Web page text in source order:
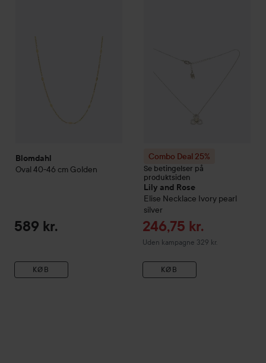
Blomdahl
Oval 40-46 cm Golden
589 kr.
KØB
Combo Deal 25%
Se betingelser på
produktsiden
Lily and Rose
Elise Necklace Ivory pearl
silver
Tilbudspris
246,75 kr.
Uden kampagne 329 kr.
KØB